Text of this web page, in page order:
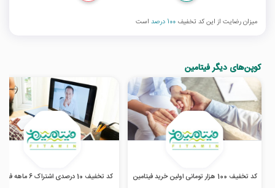
میزان رضایت از این کد تخفیف 100 درصد است
کوپن‌های دیگر فیتامین
کد تخفیف 100 هزار تومانی اولین خرید فیتامین کد تخفیف 10 درصدی اشتراک 6 ماهه فیتامین